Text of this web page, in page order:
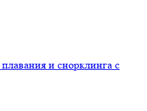
и снорклинга с